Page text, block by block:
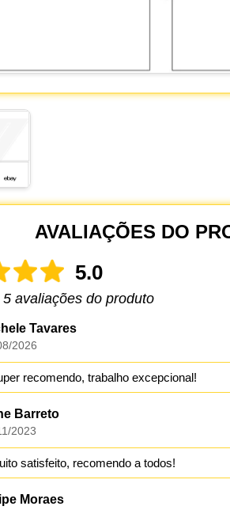
AVALIAÇÕES DO
5.0
avaliações do produto
Tavares
2026
recomendo, trabalho excepcional!
Barreto
2023
satisfeito, recomendo a todos!
Moraes